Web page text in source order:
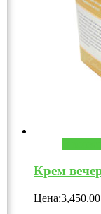
Крем
Цена:3,450.00